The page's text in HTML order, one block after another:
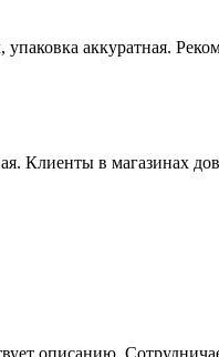
аккуратная.
Клиенты в магазинах
описанию.